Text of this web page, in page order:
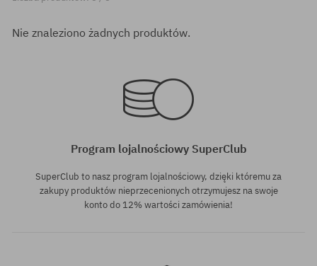
Nie znaleziono żadnych produktów.
Program lojalnościowy SuperClub
SuperClub to nasz program lojalnościowy, dzięki któremu za
zakupy produktów nieprzecenionych otrzymujesz na swoje
konto do 12% wartości zamówienia!